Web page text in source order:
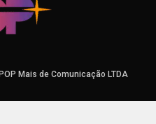
Mais de Comunicação LTDA